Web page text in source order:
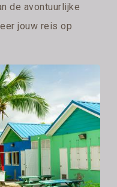
de avontuurlijke
jouw reis op